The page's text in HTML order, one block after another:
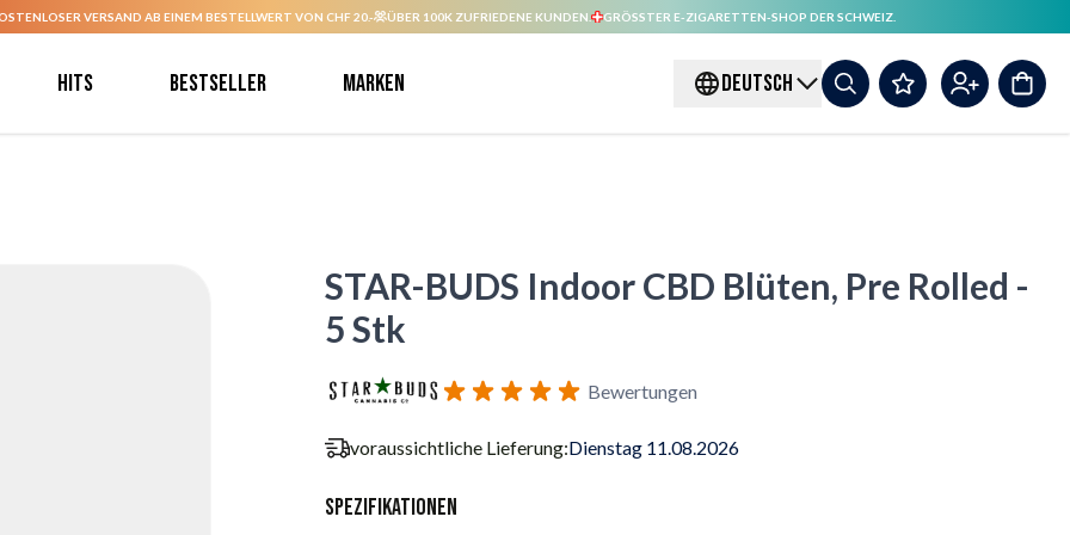
VERSAND AB EINEM BESTELLWERT VON CHF 20.- ÜBER 100K ZUFRIEDENE KUNDEN. GRÖSSTER E-ZIGARETTEN-SHOP DER SCHWEIZ.
Hits Bestseller Marken DEUTSCH
STAR-BUDS Indoor CBD Blüten, Pre Rolled -
5 Stk
Bewertungen
voraussichtliche Lieferung:Dienstag 11.08.2026
Spezifikationen